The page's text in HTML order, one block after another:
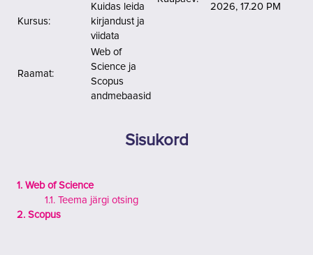
Kursus:
Kuidas leida
kirjandust ja
viidata
Raamat:
Web of
Science ja
Scopus
andmebaasid
2026, 17.20 PM
Sisukord
1. Web of Science
1.1. Teema järgi otsing
2. Scopus